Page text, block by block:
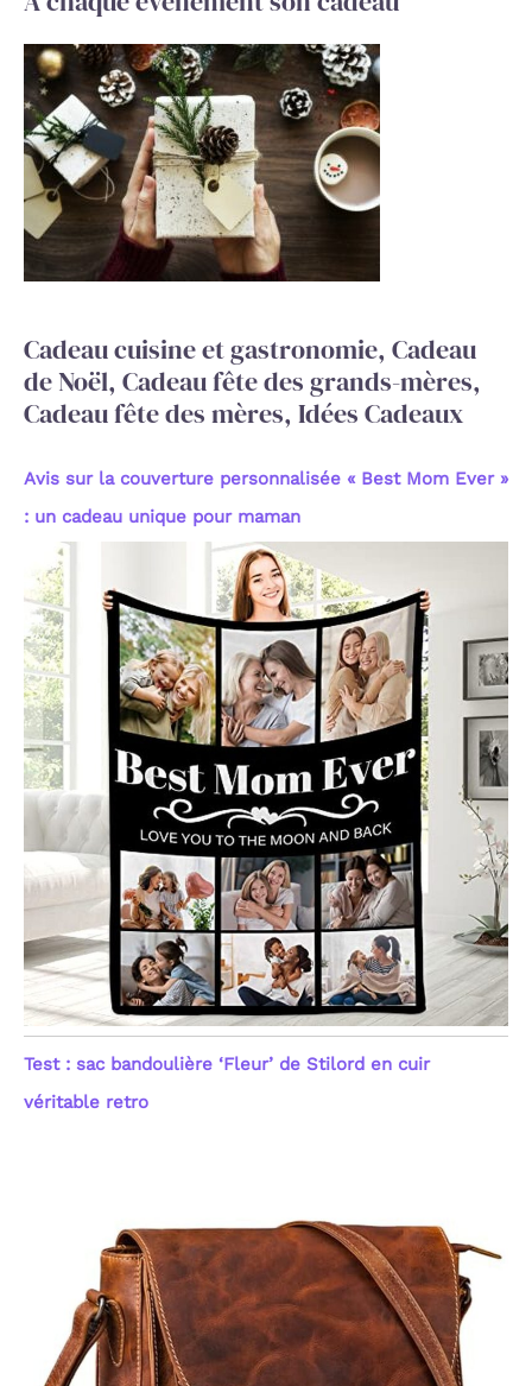
e
r
c
Cadeau cuisine et gastronomie, Cadeau
de Noël, Cadeau fête des grands-mères,
Cadeau fête des mères, Idées Cadeaux
Avis sur la couverture personnalisée « Best Mom Ever »
: un cadeau unique pour maman
Test : sac bandoulière ‘Fleur’ de Stilord en cuir
véritable retro